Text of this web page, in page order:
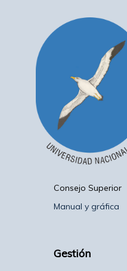
Consejo Superior
Manual y gráfica
Gestión